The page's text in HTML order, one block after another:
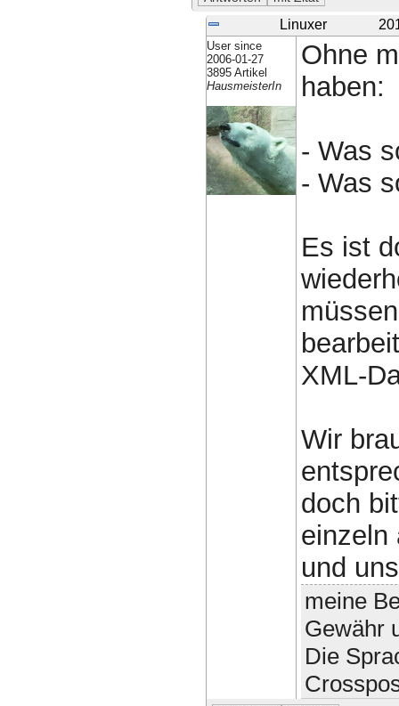
Linuxer
User since
2006-01-27
3895 Artikel
HausmeisterIn
Ohne
haben:
- Was
- Was
Es ist
XML-
Wir
doch
einzeln
und
meine
Gewähr
Die